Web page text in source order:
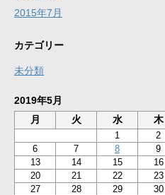
2015年7月
カテゴリー
未分類
2019年5月
月
火 水 木
1 2
6
7 8 9
13
14 15 16
20
21 22 23
27
28 29 30